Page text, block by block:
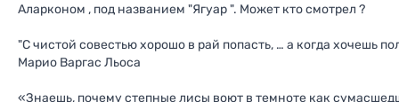
Аларконом , под названием "Ягуар ". Может кто смотрел ?
"С чистой совестью хорошо в рай попасть, … а когда хочешь
Марио Варгас Льоса
«Знаешь, почему степные лисы воют в темноте как